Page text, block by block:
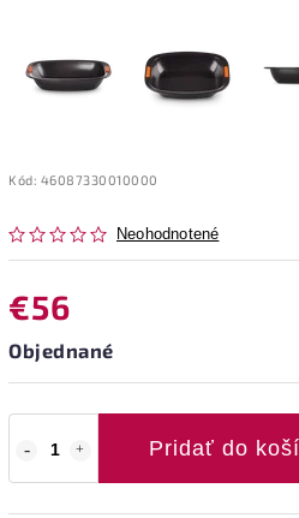
Kód: 46087330010000
Neohodnotené
€56
Objednané
Pridať do